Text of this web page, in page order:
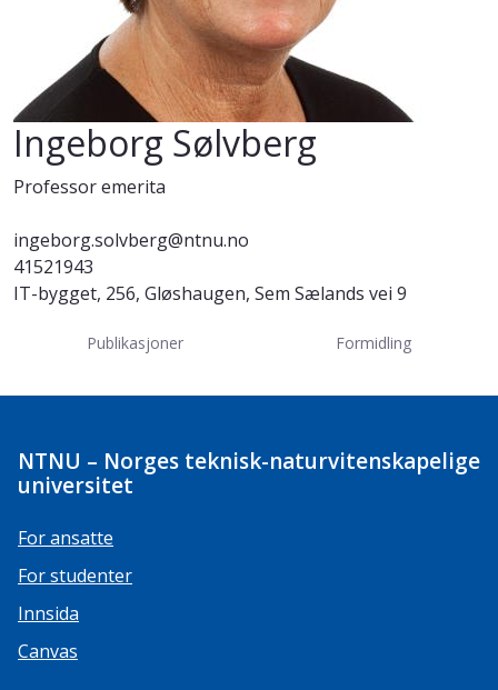
Ingeborg Sølvberg
Professor emerita
ingeborg.solvberg@ntnu.no
41521943
IT-bygget, 256, Gløshaugen, Sem Sælands vei 9
Publikasjoner Formidling
NTNU – Norges teknisk-naturvitenskapelige
universitet
For ansatte
For studenter
Innsida
Canvas